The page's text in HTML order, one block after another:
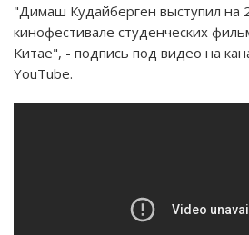
"Димаш Кудайберген выступил на
кинофестивале студенческих
Китае", - подпись под видео на
YouTube.